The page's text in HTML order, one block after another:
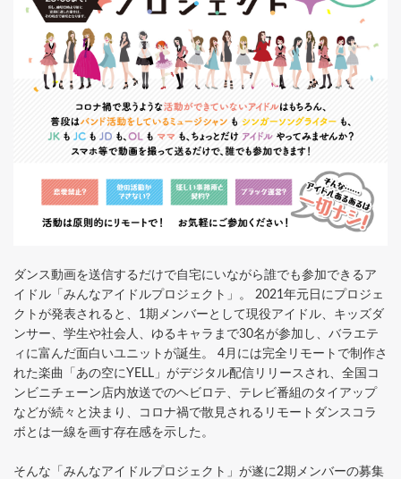
ダンス動画を送信するだけで自宅にいながら誰でも参加できるア
イドル「みんなアイドルプロジェクト」。 2021年元日にプロジェ
クトが発表されると、1期メンバーとして現役アイドル、キッズダ
ンサー、学生や社会人、ゆるキャラまで30名が参加し、バラエテ
ィに富んだ面白いユニットが誕生。 4月には完全リモートで制作さ
れた楽曲「あの空にYELL」がデジタル配信リリースされ、全国コ
ンビニチェーン店内放送でのヘビロテ、テレビ番組のタイアップ
などが続々と決まり、コロナ禍で散見されるリモートダンスコラ
ボとは一線を画す存在感を示した。
そんな「みんなアイドルプロジェクト」が遂に2期メンバーの募集